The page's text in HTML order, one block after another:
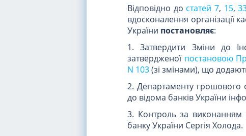
Відповідно до статей 7, 15,
вдосконалення організації
України постановляє:
1. Затвердити Зміни до
затвердженої постановою
N 103(зі змінами), що
2. Департаменту грошового
до відома банків України
3. Контроль за виконанням
банку України Сергія Холода.